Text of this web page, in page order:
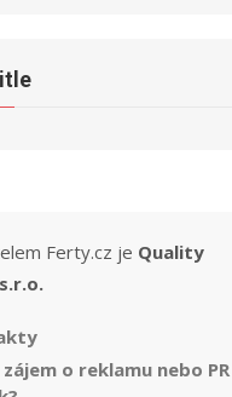
Ferty.cz je Quality
o reklamu nebo PR